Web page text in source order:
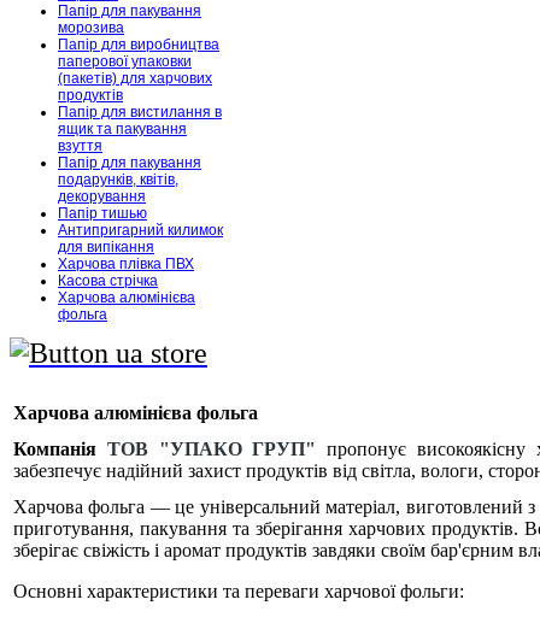
Папір для пакування
морозива
Папір для виробництва
паперової упаковки
(пакетів) для харчових
продуктів
Папір для вистилання в
ящик та пакування
взуття
Папір для пакування
подарунків, квітів,
декорування
Папір тишью
Антипригарний килимок
для випікання
Харчова плівка ПВХ
Касова стрічка
Харчова алюмінієва
фольга
Харчова алюмінієва фольга
Компанія ТОВ "УПАКО ГРУП"
пропонує
забезпечує надійний захист продуктів від світла, вологи,
Харчова фольга — це універсальний матеріал, виготовлений
приготування, пакування та зберігання харчових продуктів.
зберігає свіжість і аромат продуктів завдяки своїм бар'єрним
Основні характеристики та переваги харчової фольги: